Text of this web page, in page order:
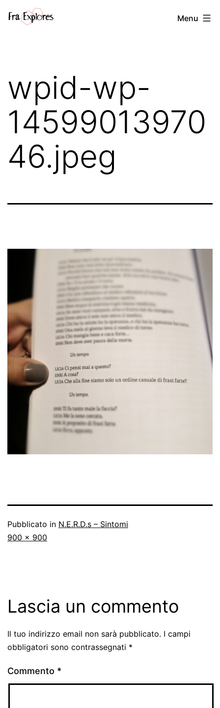
Fra
Menu
wpid-wp-
14599013970
46.jpeg
Pubblicato in N.E.R.D.s – Sintomi
A
900 × 900
Lascia un commento
Il tuo indirizzo email non sarà pubblicato. I campi
obbligatori sono contrassegnati *
Commento *